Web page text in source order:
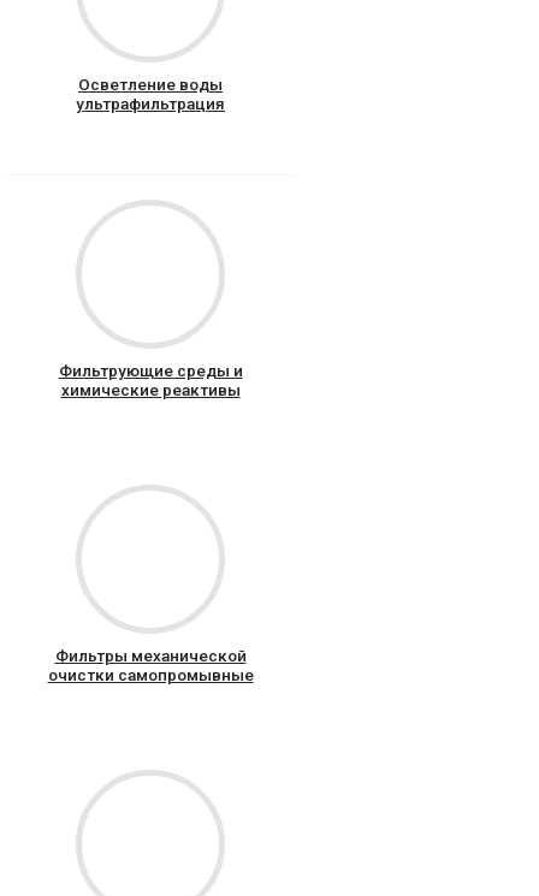
Осветление воды
ультрафильтрация
Фильтрующие среды и
химические реактивы
Фильтры механической
очистки самопромывные